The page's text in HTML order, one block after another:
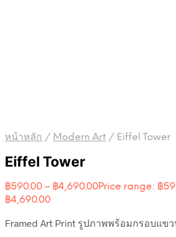
หน้าหลัก / Modern Art / Eiffel Tower
Eiffel Tower
฿590.00 – ฿4,690.00Price range: ฿
฿4,690.00
Framed Art Print รูปภาพพร้อมกรอบแขว